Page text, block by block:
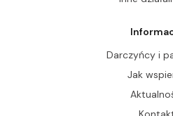
Darczyńcy i
Jak